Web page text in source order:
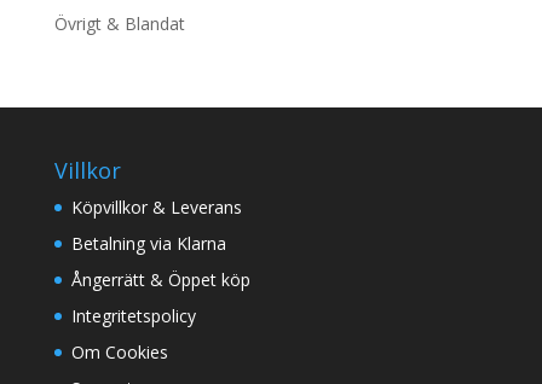
Övrigt & Blandat
Villkor
Köpvillkor & Leverans
Betalning via Klarna
Ångerrätt & Öppet köp
Integritetspolicy
Om Cookies